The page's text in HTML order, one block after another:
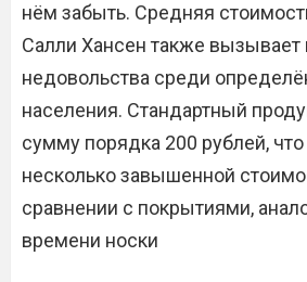
нём забыть. Средняя
Салли Хансен также вызывает
недовольства среди
населения. Стандартный
сумму порядка 200 рублей, что
несколько завышенной
сравнении с покрытиями,
времени носки